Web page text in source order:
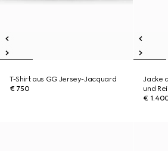
T-Shirt aus GG Jersey-Jacquard
€ 750
Jacke
und
€